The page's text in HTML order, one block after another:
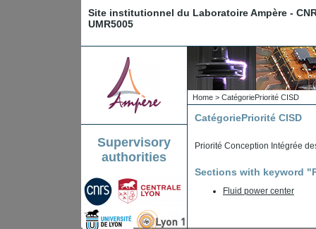
Site institutionnel du Laboratoire Ampère -
UMR5005
Supervisory
authorities
Home > CatégoriePriorité CISD
CatégoriePriorité CISD
Priorité Conception Intégrée
Sections with keyword
Fluid power center